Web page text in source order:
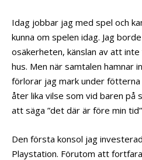
Idag jobbar jag med spel och
kunna om spelen idag. Jag
osäkerheten, känslan av att
hus. Men när samtalen hamnar
förlorar jag mark under
åter lika vilse som vid baren
att säga ”det där är före min
Den första konsol jag
Playstation. Förutom att